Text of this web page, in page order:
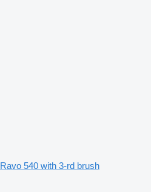
Ravo 540 with 3-rd brush